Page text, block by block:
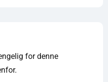
for denne